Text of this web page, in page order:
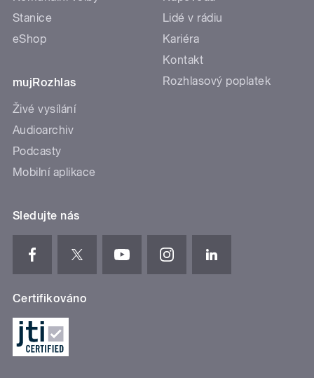
Stanice
eShop
mujRozhlas
Živé vysílání
Audioarchiv
Podcasty
Mobilní aplikace
Lidé v rádiu
Kariéra
Kontakt
Rozhlasový poplatek
Sledujte nás
Certifikováno